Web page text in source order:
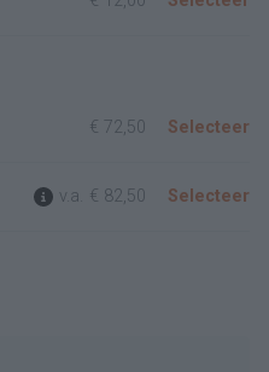
€ 72,50 Selecteer
v.a. € 82,50 Selecteer